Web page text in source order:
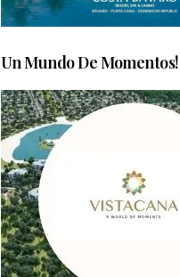
Un Mundo De Momentos!